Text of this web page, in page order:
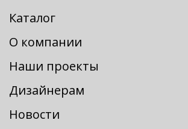
Каталог
О компании
Наши проекты
Дизайнерам
Новости